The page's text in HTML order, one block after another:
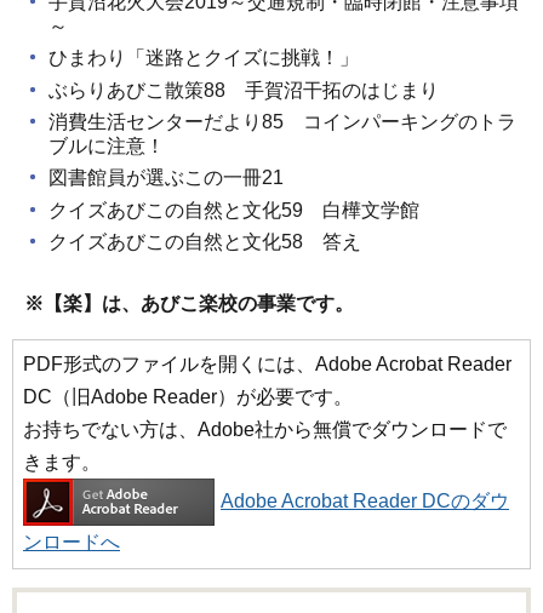
～
ひまわり「迷路とクイズに挑戦！」
ぶらりあびこ散策88 手賀沼干拓のはじまり
消費生活センターだより85 コインパーキングのトラ
ブルに注意！
図書館員が選ぶこの一冊21
クイズあびこの自然と文化59 白樺文学館
クイズあびこの自然と文化58 答え
※【楽】は、あびこ楽校の事業です。
PDF形式のファイルを開くには、Adobe Acrobat Reader
DC（旧Adobe Reader）が必要です。
お持ちでない方は、Adobe社から無償でダウンロードで
きます。
Adobe Acrobat Reader DCのダウ
ンロードへ